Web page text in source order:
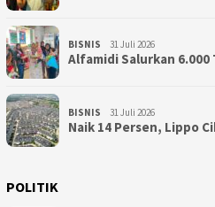
BISNIS 31 Juli 2026
Alfamidi Salurkan
BISNIS 31 Juli 2026
Naik 14 Persen, Lippo
POLITIK